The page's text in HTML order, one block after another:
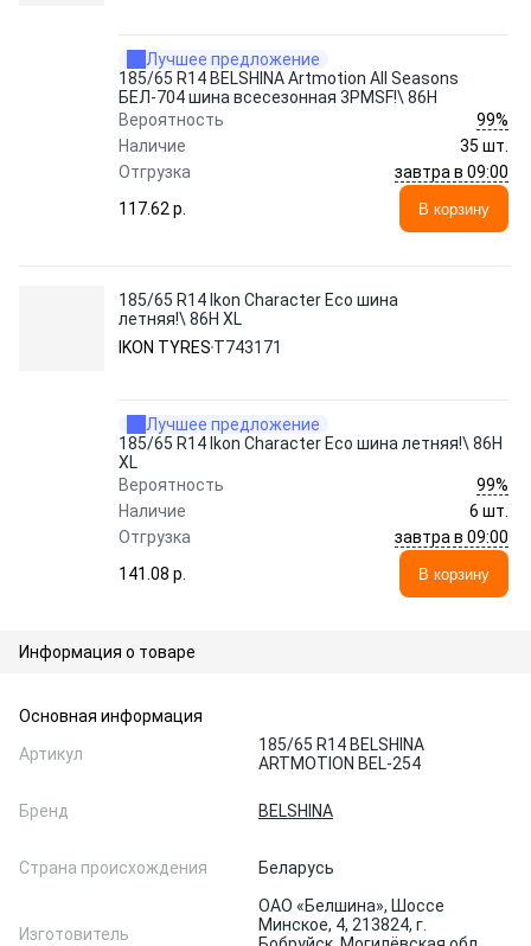
Лучшее предложение
185/65 R14 BELSHINA Artmotion All Seasons
БЕЛ-704 шина всесезонная 3PMSF!\ 86H
Вероятность
99%
Наличие
35 шт.
Отгрузка
завтра в 09:00
117.62 p.
В корзину
185/65 R14 Ikon Character Eco шина
летняя!\ 86H XL
IKON TYRES T743171
Лучшее предложение
185/65 R14 Ikon Character Eco шина летняя!\ 86H
XL
Вероятность
99%
Наличие
6 шт.
Отгрузка
завтра в 09:00
141.08 p.
В корзину
Информация о товаре
Основная информация
Артикул
185/65 R14 BELSHINA
ARTMOTION BEL-254
Бренд BELSHINA
Страна происхождения Беларусь
Изготовитель
ОАО «Белшина», Шоссе
Минское, 4, 213824, г.